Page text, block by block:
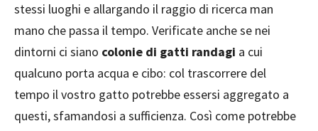
stessi luoghi e allargando il raggio di ricerca man
mano che passa il tempo. Verificate anche se nei
dintorni ci siano colonie di gatti randagi a cui
qualcuno porta acqua e cibo: col trascorrere del
tempo il vostro gatto potrebbe essersi aggregato a
questi, sfamandosi a sufficienza. Così come potrebbe